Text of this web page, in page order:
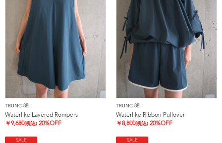
TRUNC 88
Waterlike Layered Rompers
￥9,680(税込) 20%OFF
TRUNC 88
Waterlike Ribbon Pullover
￥8,800(税込) 20%OFF
SALE SALE